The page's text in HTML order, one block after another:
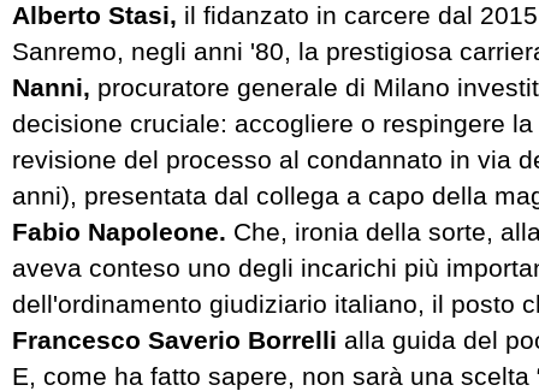
Alberto Stasi, il fidanzato in carcere dal
Sanremo, negli anni '80, la prestigiosa
Nanni, procuratore generale di Milano
decisione cruciale: accogliere o respingere
revisione del processo al condannato in via
anni), presentata dal collega a capo della
Fabio Napoleone. Che, ironia della sorte,
aveva conteso uno degli incarichi più
dell'ordinamento giudiziario italiano, il posto
Francesco Saverio Borrelli alla guida del
E, come ha fatto sapere, non sarà una scelta